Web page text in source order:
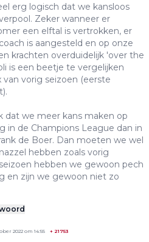
erg logisch dat we kansloos
Zeker wanneer er
een elftal is vertrokken, er
is aangesteld en op onze
krachten overduidelijk 'over the
is een beetje te vergelijken
van vorig seizoen (eerste
dat we meer kans maken op
in de Champions League dan in
de Boer. Dan moeten we wel
hebben zoals vorig
hebben we gewoon pech
en zijn we gewoon niet zo
2022 om 14:55 + 21753